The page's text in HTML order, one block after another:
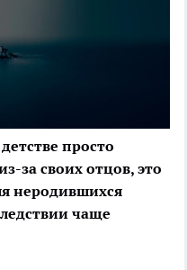
просто
за своих отцов, это
неродившихся
чаще